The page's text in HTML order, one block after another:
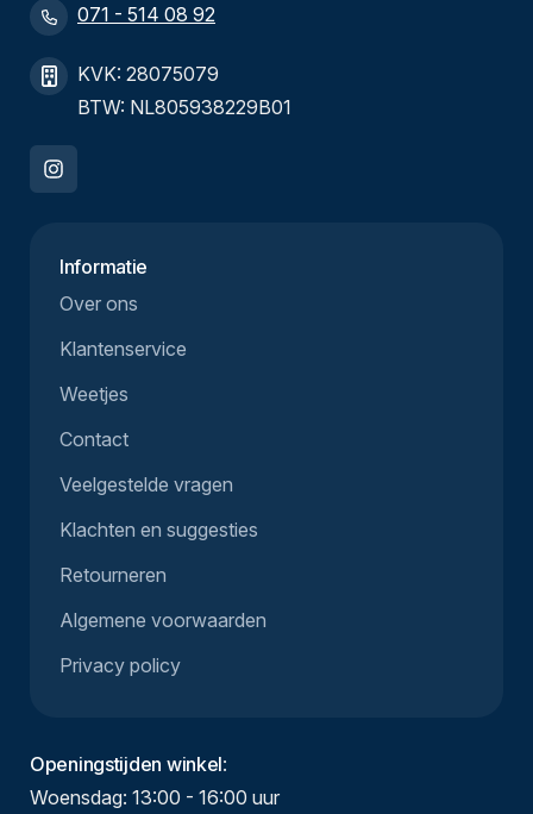
071 - 514 08 92
KVK: 28075079
BTW: NL805938229B01
Informatie
Over ons
Klantenservice
Weetjes
Contact
Veelgestelde vragen
Klachten en suggesties
Retourneren
Algemene voorwaarden
Privacy policy
Openingstijden winkel:
Woensdag: 13:00 - 16:00 uur